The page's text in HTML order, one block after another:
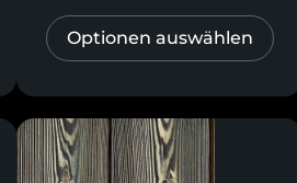
Optionen auswählen